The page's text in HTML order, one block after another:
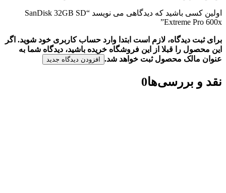
اولین کسی باشید که دیدگاهی می نویسد “SanDisk 32GB SD
Extreme Pro 600x”
برای ثبت دیدگاه، لازم است ابتدا وارد حساب کاربری خود شوید. اگر
این محصول را قبلا از این فروشگاه خریده باشید، دیدگاه شما به
عنوان مالک محصول ثبت خواهد شد.
افزودن دیدگاه جدید
نقد و بررسی‌ها0